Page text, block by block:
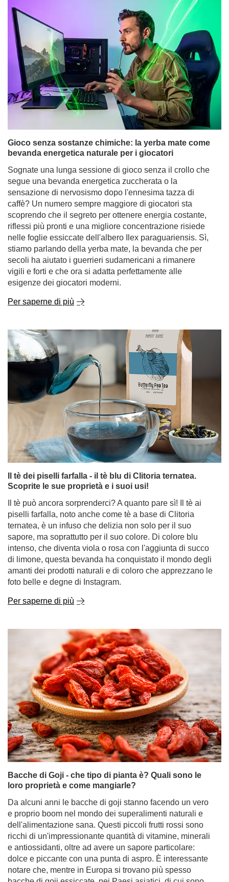
Yerba mate e concentrazione: come funziona e
perché stimola la mente durante lo studio?
L'inizio dell'anno accademico e le prime settimane di
lezione sono un momento in cui molti studenti cercano
modi per studiare in modo più efficace, prepararsi alle
lezioni e prolungare i periodi di concentrazione. E non
solo gli studenti, ma anche le persone che svolgono un
lavoro mentale, i programmatori o i liberi professionisti,
spesso si chiedono: la yerba mate stimola quanto il caffè
o funziona in modo diverso?
Per saperne di più
Gioco senza sostanze chimiche: la yerba mate come
bevanda energetica naturale per i giocatori
Sognate una lunga sessione di gioco senza il crollo che
segue una bevanda energetica zuccherata o la
sensazione di nervosismo dopo l'ennesima tazza di
caffè? Un numero sempre maggiore di giocatori sta
scoprendo che il segreto per ottenere energia costante,
riflessi più pronti e una migliore concentrazione risiede
nelle foglie essiccate dell'albero Ilex paraguariensis. Sì,
stiamo parlando della yerba mate, la bevanda che per
secoli ha aiutato i guerrieri sudamericani a rimanere
vigili e forti e che ora si adatta perfettamente alle
esigenze dei giocatori moderni.
Per saperne di più
Il tè dei piselli farfalla - il tè blu di Clitoria ternatea.
Scoprite le sue proprietà e i suoi usi!
Il tè può ancora sorprenderci? A quanto pare sì! Il tè ai
piselli farfalla, noto anche come tè a base di Clitoria
ternatea, è un infuso che delizia non solo per il suo
sapore, ma soprattutto per il suo colore. Di colore blu
intenso, che diventa viola o rosa con l'aggiunta di succo
di limone, questa bevanda ha conquistato il mondo degli
amanti dei prodotti naturali e di coloro che apprezzano le
foto belle e degne di Instagram.
Per saperne di più